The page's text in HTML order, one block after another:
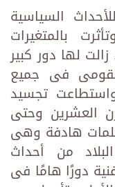
السياسية
بالمتغيرات
لها دور كبير
فى جميع
واستطاعت تجسيد
العشرين وحتى
هادفة وهى
من أحداث
دورًا هامًا فى